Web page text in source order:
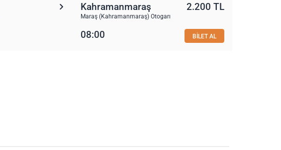
Kahramanmaraş
Maraş (Kahramanmaraş) Otogarı
2.200 TL
08:00 BİLET AL